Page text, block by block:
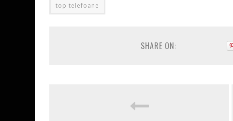
top telefoane
SHARE ON: